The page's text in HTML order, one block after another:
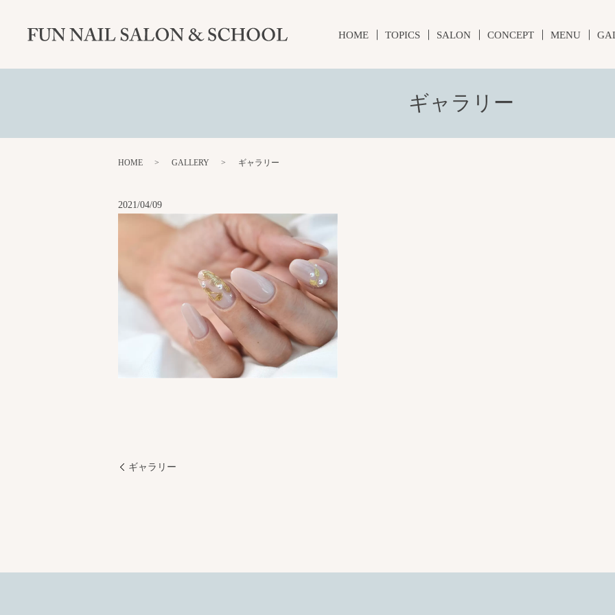
HOME TOPICS SALON CONCEPT MENU
ギャラリー
HOME GALLERY ギャラリー
2021/04/09
ギャラリー